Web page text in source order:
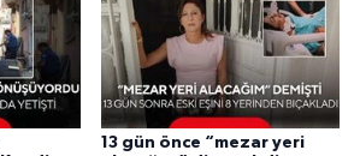
13 gün önce “mezar yeri